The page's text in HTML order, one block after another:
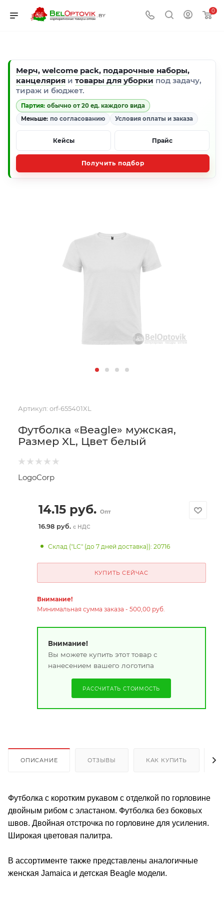
0
Мерч, welcome pack, подарочные наборы,
канцелярия и товары для уборки под задачу,
тираж и бюджет.
Партия: обычно от 20 ед. каждого вида
Меньше: по согласованию Условия оплаты и заказа
Кейсы Прайс
Получить подбор
Артикул: orf-655401XL
Футболка «Beagle» мужская,
Размер XL, Цвет белый
LogoCorp
14.15руб. Опт
16.98 руб. с НДС
Склад ("LC" (до 7 дней доставка)): 20716
КУПИТЬ СЕЙЧАС
Внимание!
Минимальная сумма заказа - 500,00 руб.
Внимание!
Вы можете купить этот товар с
нанесением вашего логотипа
РАССЧИТАТЬ СТОИМОСТЬ
ОПИСАНИЕ ОТЗЫВЫ КАК КУПИТЬ
Футболка с коротким рукавом с отделкой по горловине
двойным рибом с эластаном. Футболка без боковых
швов. Двойная отстрочка по горловине для усиления.
Широкая цветовая палитра.
В ассортименте также представлены аналогичные
женская Jamaica и детская Beagle модели.